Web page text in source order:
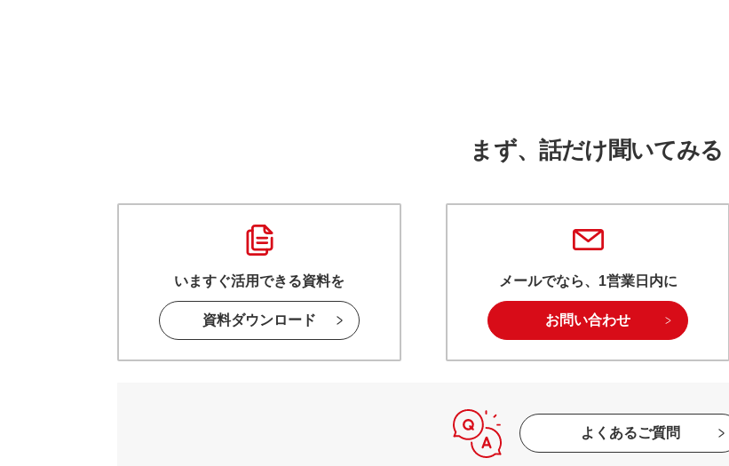
まず、話だけ聞いてみる
いますぐ活用できる資料を
資料ダウンロード
メールでなら、1営業日内に
お問い合わせ
よくあるご質問